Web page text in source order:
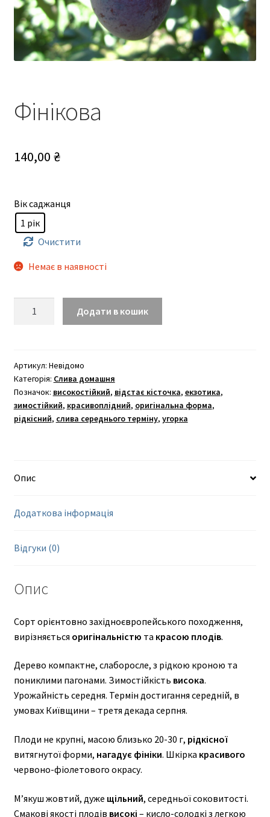
Фінікова
140,00 ₴
Вік саджанця
1 рік
Очистити
Немає в наявності
Додати в кошик
Артикул: Невідомо
Категорія: Слива домашня
Позначок: високостійкий, відстає кісточка, екзотика,
зимостійкий, красивоплідний, оригінальна форма,
рідкісний, слива середнього терміну, угорка
Опис
Додаткова інформація
Відгуки (0)
Опис
Сорт орієнтовно західноєвропейського походження,
вирізняється оригінальністю та красою плодів.
Дерево компактне, слаборосле, з рідкою кроною та
пониклими пагонами. Зимостійкість висока.
Урожайність середня. Термін достигання середній, в
умовах Київщини – третя декада серпня.
Плоди не крупні, масою близько 20-30 г, рідкісної
витягнутої форми, нагадує фініки. Шкірка красивого
червоно-фіолетового окрасу.
Мʼякуш жовтий, дуже щільний, середньої соковитості.
Смакові якості плодів високі – кисло-солодкі з легкою